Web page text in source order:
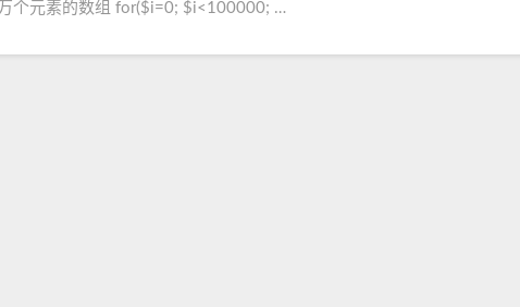
个元素的数组 for($i=0; $i<100000; …